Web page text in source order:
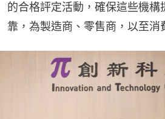
的合格評定活動，確保這些機構
靠，為製造商、零售商，以至消